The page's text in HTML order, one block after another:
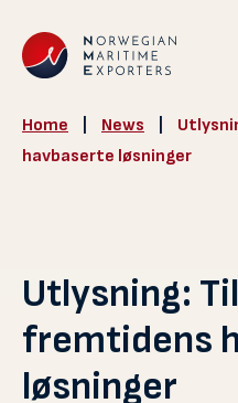
Home News
havbaserte løsninger
Utlysning:
fremtidens
løsninger